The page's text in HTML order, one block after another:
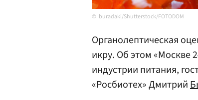
buradaki/Shutterstock/FOTODOM
Органолептическая
икру. Об этом «Москве
индустрии питания,
«Росбиотех» Дмитрий